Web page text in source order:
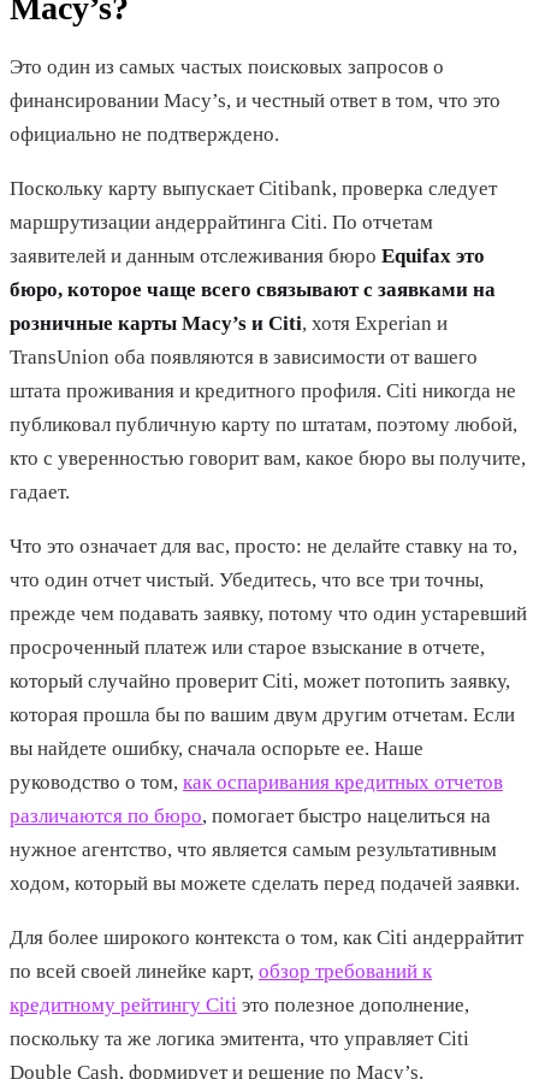
Macy’s?
Это один из самых частых поисковых запросов о
финансировании Macy’s, и честный ответ в том, что это
официально не подтверждено.
Поскольку карту выпускает Citibank, проверка следует
маршрутизации андеррайтинга Citi. По отчетам
заявителей и данным отслеживания бюро Equifax это
бюро, которое чаще всего связывают с заявками на
розничные карты Macy’s и Citi, хотя Experian и
TransUnion оба появляются в зависимости от вашего
штата проживания и кредитного профиля. Citi никогда не
публиковал публичную карту по штатам, поэтому любой,
кто с уверенностью говорит вам, какое бюро вы получите,
гадает.
Что это означает для вас, просто: не делайте ставку на то,
что один отчет чистый. Убедитесь, что все три точны,
прежде чем подавать заявку, потому что один устаревший
просроченный платеж или старое взыскание в отчете,
который случайно проверит Citi, может потопить заявку,
которая прошла бы по вашим двум другим отчетам. Если
вы найдете ошибку, сначала оспорьте ее. Наше
руководство о том, как оспаривания кредитных отчетов
различаются по бюро, помогает быстро нацелиться на
нужное агентство, что является самым результативным
ходом, который вы можете сделать перед подачей заявки.
Для более широкого контекста о том, как Citi андеррайтит
по всей своей линейке карт, обзор требований к
кредитному рейтингу Citi это полезное дополнение,
поскольку та же логика эмитента, что управляет Citi
Double Cash, формирует и решение по Macy’s.